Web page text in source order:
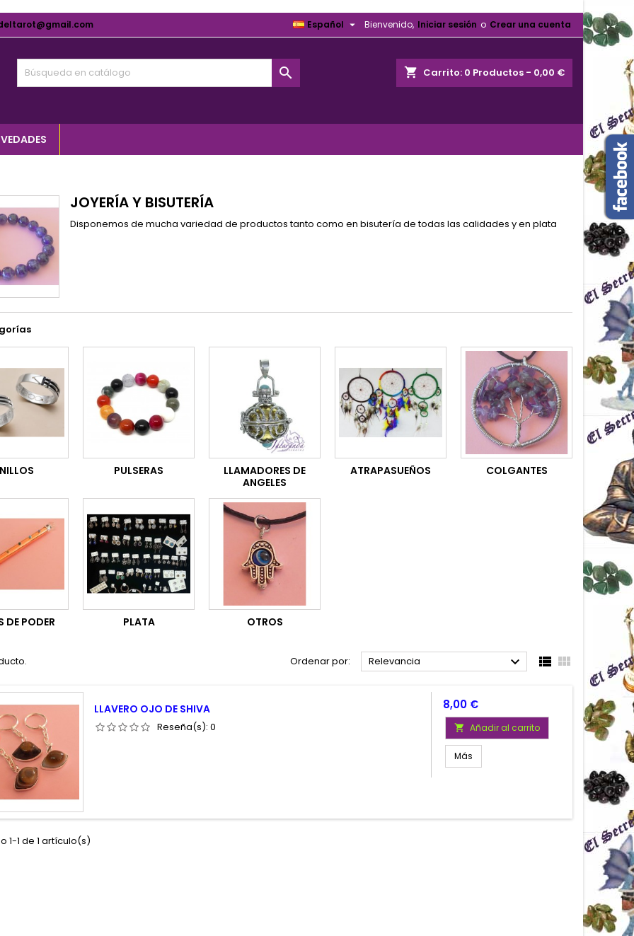
Bienvenido, Iniciar sesión o Crear una cuenta
Español 
shopping_cart Carrito: 0 Productos - 0,00 €

JOYERÍA Y BISUTERÍA
Disponemos de mucha variedad de productos tanto como en bisutería de todas las calidades y en plata
PULSERAS
LLAMADORES DE
ANGELES
ATRAPASUEÑOS COLGANTES
DE PODER PLATA OTROS
Ordenar por: Relevancia   
LLAVERO OJO DE SHIVA
Reseña(s):0
Precio
8,00 €
 Añadir al carrito
Más
1-1 de 1 artículo(s)